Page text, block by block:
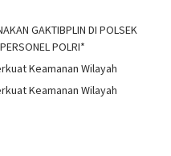
GAKTIBPLIN DI POLSEK
POLRI*
Keamanan Wilayah
Keamanan Wilayah